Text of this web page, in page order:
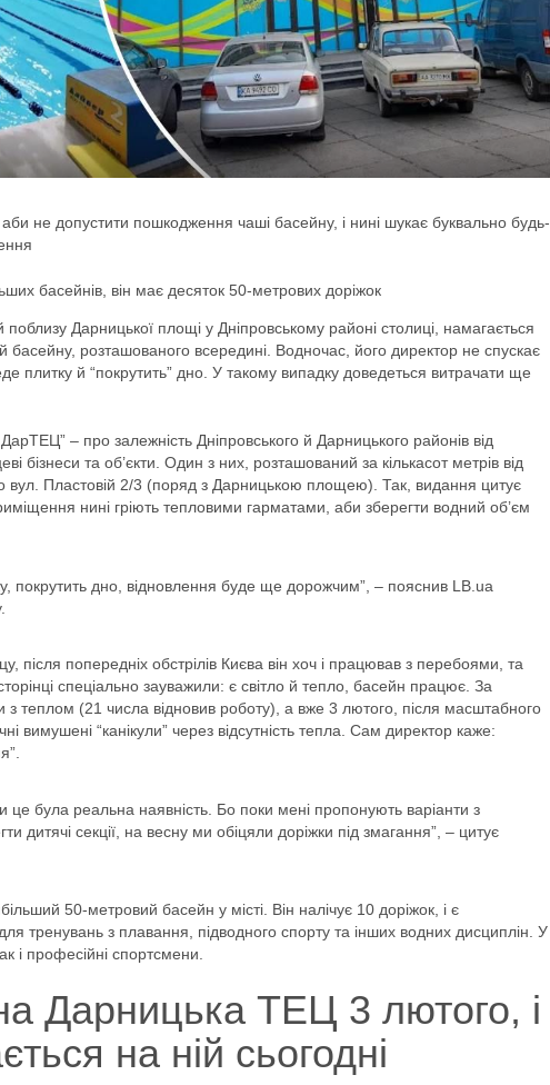
не допустити пошкодження чаші басейну, і нині шукає буквально будь-
басейнів, він має десяток 50-метрових доріжок
Дарницької площі у Дніпровському районі столиці, намагається
розташованого всередині. Водночас, його директор не спускає
плитку й “покрутить” дно. У такому випадку доведеться витрачати ще
– про залежність Дніпровського й Дарницького районів від
бізнеси та об’єкти. Один з них, розташований за кількасот метрів від
вул. Пластовій 2/3 (поряд з Дарницькою площею). Так, видання цитує
нині гріють тепловими гарматами, аби зберегти водний об’єм
покрутить дно, відновлення буде ще дорожчим”, – пояснив LB.ua
попередніх обстрілів Києва він хоч і працював з перебоями, та
спеціально зауважили: є світло й тепло, басейн працює. За
теплом (21 числа відновив роботу), а вже 3 лютого, після масштабного
“канікули” через відсутність тепла. Сам директор каже:
була реальна наявність. Бо поки мені пропонують варіанти з
дитячі секції, на весну ми обіцяли доріжки під змагання”, – цитує
50-метровий басейн у місті. Він налічує 10 доріжок, і є
тренувань з плавання, підводного спорту та інших водних дисциплін. У
і професійні спортсмени.
Дарницька ТЕЦ 3 лютого, і
на ній сьогодні